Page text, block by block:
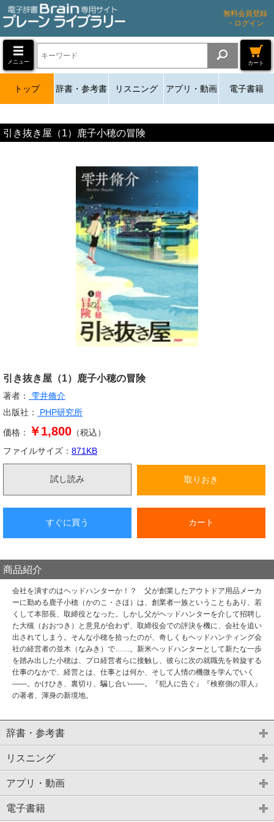
無料会員登録
・ログイン
メニュー カート
トップ 辞書・参考書 リスニング アプリ・動画 電子書籍
引き抜き屋（1）鹿子小穂の冒険
引き抜き屋（1）鹿子小穂の冒険
著者：
雫井脩介
出版社：
PHP研究所
価格： ￥1,800 （税込）
ファイルサイズ： 871 KB
試し読み 取りおき
すぐに買う カート
商品紹介
会社を潰すのはヘッドハンターか！？ 父が創業したアウトドア用品メーカ
ーに勤める鹿子小穂（かのこ・さほ）は、創業者一族ということもあり、若
くして本部長、取締役となった。しかし父がヘッドハンターを介して招聘し
た大槻（おおつき）と意見が合わず、取締役会での評決を機に、会社を追い
出されてしまう。そんな小穂を拾ったのが、奇しくもヘッドハンティング会
社の経営者の並木（なみき）で……。新米ヘッドハンターとして新たな一歩
を踏み出した小穂は、プロ経営者らに接触し、彼らに次の就職先を斡旋する
仕事のなかで、経営とは、仕事とは何か、そして人情の機微を学んでいく
――。かけひき、裏切り、騙し合い――。『犯人に告ぐ』『検察側の罪人』
の著者、渾身の新境地。
辞書・参考書
リスニング
アプリ・動画
電子書籍